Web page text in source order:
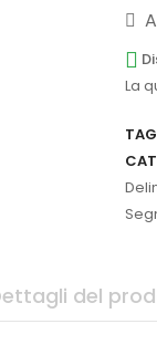
La
del